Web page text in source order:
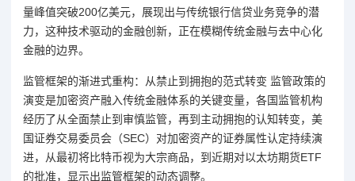
量峰值突破200亿美元，展现出与传统银行信贷业务竞争的潜
力，这种技术驱动的金融创新，正在模糊传统金融与去中心化
金融的边界。
监管框架的渐进式重构：从禁止到拥抱的范式转变 监管政策的
演变是加密资产融入传统金融体系的关键变量，各国监管机构
经历了从全面禁止到审慎监管，再到主动拥抱的认知转变，美
国证券交易委员会（SEC）对加密资产的证券属性认定持续演
进，从最初将比特币视为大宗商品，到近期对以太坊期货ETF
的批准，显示出监管框架的动态调整。